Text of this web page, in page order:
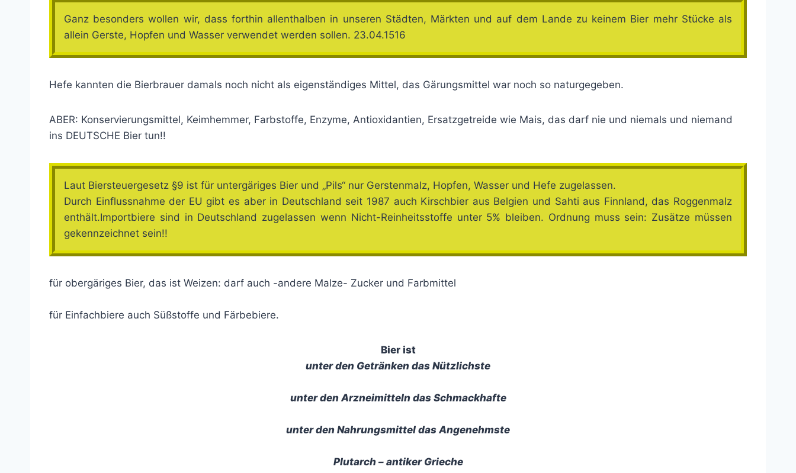
Ganz besonders wollen wir, dass forthin allenthalben in unseren Städten, Märkten und auf dem Lande zu keinem Bier mehr Stücke als
allein Gerste, Hopfen und Wasser verwendet werden sollen. 23.04.1516
Hefe kannten die Bierbrauer damals noch nicht als eigenständiges Mittel, das Gärungsmittel war noch so naturgegeben.
ABER: Konservierungsmittel, Keimhemmer, Farbstoffe, Enzyme, Antioxidantien, Ersatzgetreide wie Mais, das darf nie und niemals und niemand
ins DEUTSCHE Bier tun!!
Laut Biersteuergesetz §9 ist für untergäriges Bier und „Pils“ nur Gerstenmalz, Hopfen, Wasser und Hefe zugelassen.
Durch Einflussnahme der EU gibt es aber in Deutschland seit 1987 auch Kirschbier aus Belgien und Sahti aus Finnland, das Roggenmalz
enthält.Importbiere sind in Deutschland zugelassen wenn Nicht-Reinheitsstoffe unter 5% bleiben. Ordnung muss sein: Zusätze müssen
gekennzeichnet sein!!
für obergäriges Bier, das ist Weizen: darf auch -andere Malze- Zucker und Farbmittel
für Einfachbiere auch Süßstoffe und Färbebiere.
Bier ist
unter den Getränken das Nützlichste
unter den Arzneimitteln das Schmackhafte
unter den Nahrungsmittel das Angenehmste
Plutarch – antiker Grieche